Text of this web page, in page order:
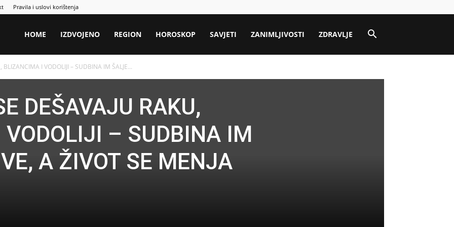
Pravila i uslovi korištenja
HOME IZDVOJENO REGION HOROSKOP SAVJETI ZANIMLJIVOSTI ZDRAVLJE
I VODOLIJI – SUDBINA IM ŠALJE...
DEŠAVAJU RAKU,
– SUDBINA IM
A ŽIVOT SE MENJA